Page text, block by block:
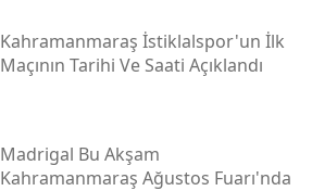
Kahramanmaraş İstiklalspor'un İlk
Maçının Tarihi Ve Saati Açıklandı
Madrigal Bu Akşam
Kahramanmaraş Ağustos Fuarı'nda